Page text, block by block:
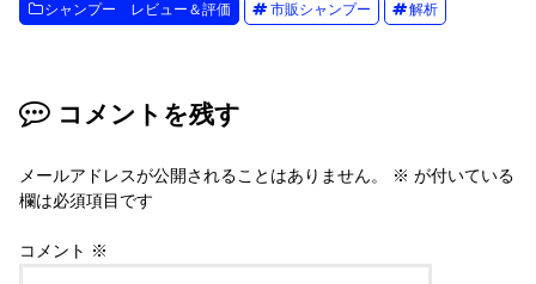
シャンプー レビュー＆評価 市販シャンプー 解析
コメントを残す
メールアドレスが公開されることはありません。 ※ が付いている
欄は必須項目です
コメント ※